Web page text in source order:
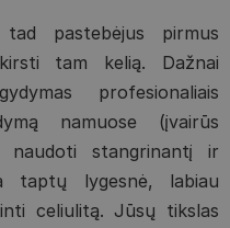
pastebėjus pirmus
tam kelią. Dažnai
profesionaliais
namuose (įvairūs
naudoti stangrinantį ir
taptų lygesnė, labiau
celiulitą. Jūsų tikslas